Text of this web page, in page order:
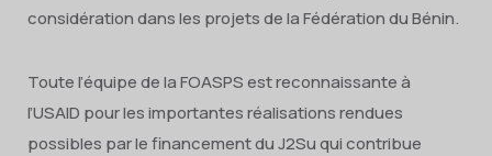
considération dans les projets de la Fédération du Bénin.
Toute l’équipe de la FOASPS est reconnaissante à
l’USAID pour les importantes réalisations rendues
possibles par le financement du J2Su qui contribue